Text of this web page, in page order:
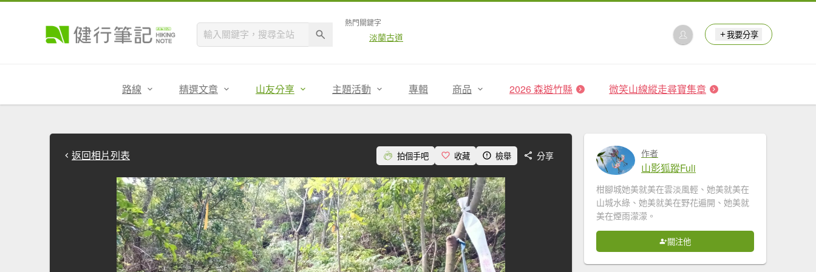
熱門關鍵字
淡蘭古道 我要分享
路線 精選文章 山友分享 主題活動 專輯 商品 2026 森遊竹縣 微笑山線縱走尋寶集章
返回相片列表 拍個手吧 收藏 檢舉 分享 作者
山影狐蹤Fuli
柑腳城她美就美在雲淡風輕、她美就美在
山城水綠、她美就美在野花遍開、她美就
美在煙雨濛濛。
關注他